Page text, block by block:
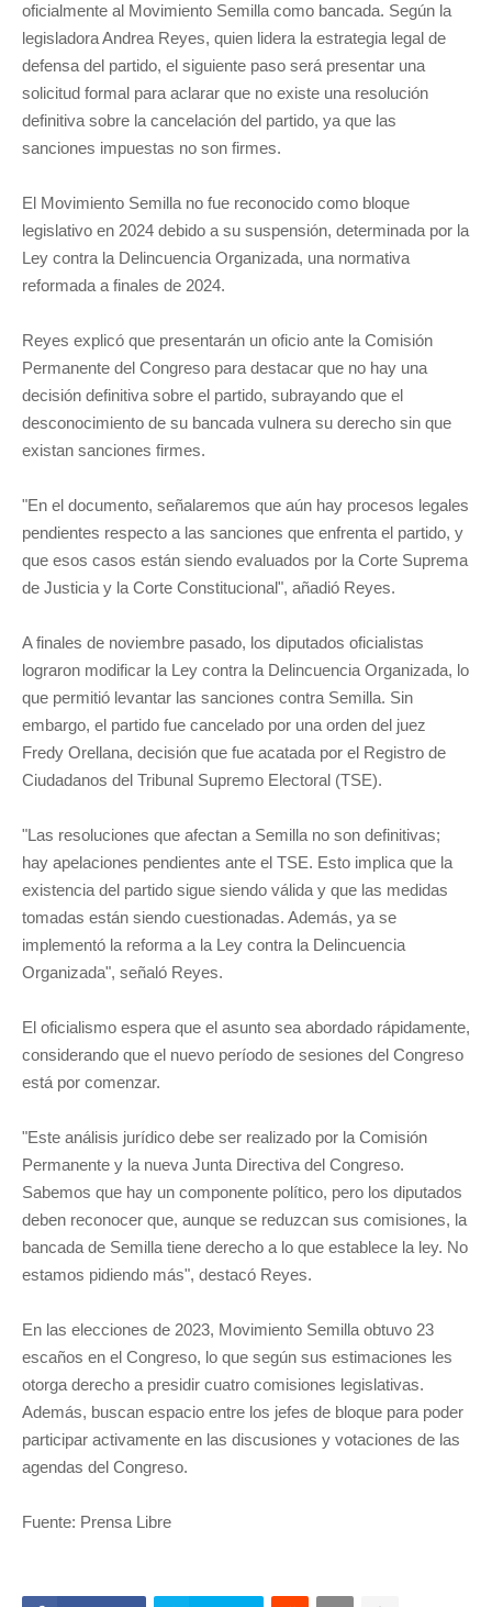
oficialmente al Movimiento Semilla como bancada. Según la
legisladora Andrea Reyes, quien lidera la estrategia legal de
defensa del partido, el siguiente paso será presentar una
solicitud formal para aclarar que no existe una resolución
definitiva sobre la cancelación del partido, ya que las
sanciones impuestas no son firmes.
El Movimiento Semilla no fue reconocido como bloque
legislativo en 2024 debido a su suspensión, determinada por la
Ley contra la Delincuencia Organizada, una normativa
reformada a finales de 2024.
Reyes explicó que presentarán un oficio ante la Comisión
Permanente del Congreso para destacar que no hay una
decisión definitiva sobre el partido, subrayando que el
desconocimiento de su bancada vulnera su derecho sin que
existan sanciones firmes.
"En el documento, señalaremos que aún hay procesos legales
pendientes respecto a las sanciones que enfrenta el partido, y
que esos casos están siendo evaluados por la Corte Suprema
de Justicia y la Corte Constitucional", añadió Reyes.
A finales de noviembre pasado, los diputados oficialistas
lograron modificar la Ley contra la Delincuencia Organizada, lo
que permitió levantar las sanciones contra Semilla. Sin
embargo, el partido fue cancelado por una orden del juez
Fredy Orellana, decisión que fue acatada por el Registro de
Ciudadanos del Tribunal Supremo Electoral (TSE).
"Las resoluciones que afectan a Semilla no son definitivas;
hay apelaciones pendientes ante el TSE. Esto implica que la
existencia del partido sigue siendo válida y que las medidas
tomadas están siendo cuestionadas. Además, ya se
implementó la reforma a la Ley contra la Delincuencia
Organizada", señaló Reyes.
El oficialismo espera que el asunto sea abordado rápidamente,
considerando que el nuevo período de sesiones del Congreso
está por comenzar.
"Este análisis jurídico debe ser realizado por la Comisión
Permanente y la nueva Junta Directiva del Congreso.
Sabemos que hay un componente político, pero los diputados
deben reconocer que, aunque se reduzcan sus comisiones, la
bancada de Semilla tiene derecho a lo que establece la ley. No
estamos pidiendo más", destacó Reyes.
En las elecciones de 2023, Movimiento Semilla obtuvo 23
escaños en el Congreso, lo que según sus estimaciones les
otorga derecho a presidir cuatro comisiones legislativas.
Además, buscan espacio entre los jefes de bloque para poder
participar activamente en las discusiones y votaciones de las
agendas del Congreso.
Fuente: Prensa Libre